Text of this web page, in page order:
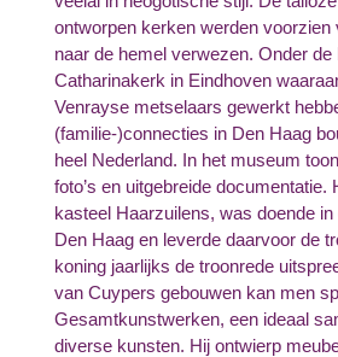
ontworpen kerken werden voorzien
naar de hemel verwezen. Onder
Catharinakerk in Eindhoven
Venrayse metselaars gewerkt
(familie-)connecties in Den Haag
heel Nederland. In het museum
foto’s en uitgebreide documentatie.
kasteel Haarzuilens, was doende
Den Haag en leverde daarvoor de
koning jaarlijks de troonrede
van Cuypers gebouwen kan men
Gesamtkunstwerken, een ideaal
diverse kunsten. Hij ontwierp